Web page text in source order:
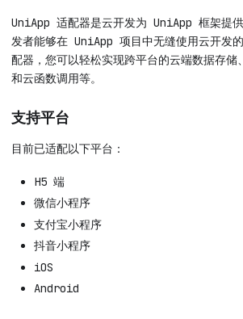
UniApp 适配器是云开发为 UniApp 框架提
发者能够在 UniApp 项目中无缝使用云开发
配器，您可以轻松实现跨平台的云端数据存储
和云函数调用等。
支持平台
目前已适配以下平台：
H5 端
微信小程序
支付宝小程序
抖音小程序
iOS
Android